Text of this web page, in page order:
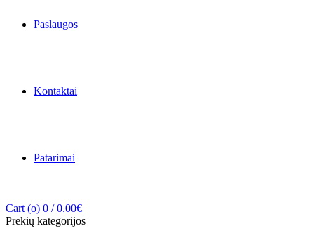
Paslaugos
Kontaktai
Patarimai
Cart (o) 0 / 0.00€
Prekių kategorijos